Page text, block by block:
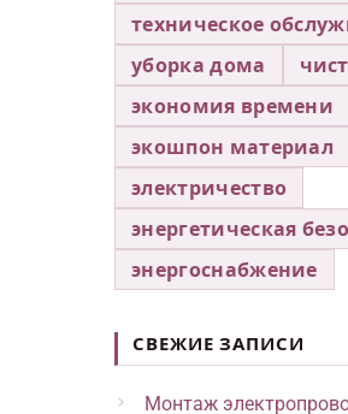
техническое
уборка дома
экономия времени
экошпон материал
электричество
энергетическая
энергоснабжение
СВЕЖИЕ ЗАПИСИ
Монтаж